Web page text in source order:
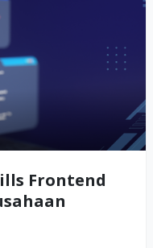
Frontend